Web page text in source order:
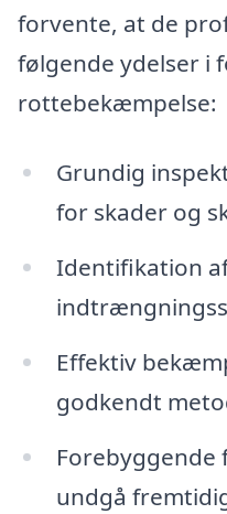
forvente, at de
følgende ydelser i
rottebekæmpelse:
Grundig
for skader og
Identifikation
Effektiv
godkendt
undgå